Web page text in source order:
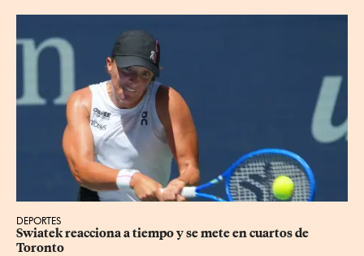
DEPORTES
Swiatek reacciona a tiempo y se mete en cuartos de
Toronto